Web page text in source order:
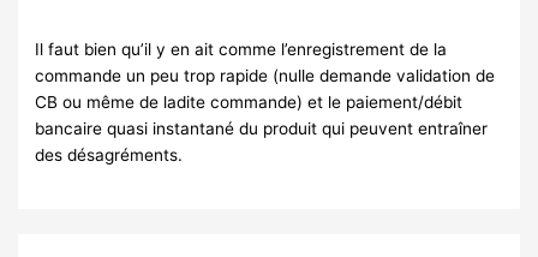
Il faut bien qu’il y en ait comme l’enregistrement de la
commande un peu trop rapide (nulle demande validation de
CB ou même de ladite commande) et le paiement/débit
bancaire quasi instantané du produit qui peuvent entraîner
des désagréments.